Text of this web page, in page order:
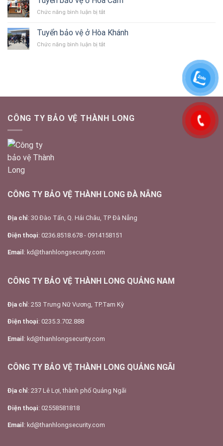
vệ
ở
Lệ
Chức năng bình luận bị tắtở
bảo
vệ
ở
Tuyển bảo vệ ở Hòa Khánh
Chức năng bình luận bị tắtở
CÔNG TY BẢO VỆ THÀNH LONG
CÔNG TY BẢO VỆ THÀNH LONG ĐÀ NẴNG
Địa chỉ: 30 Đào Tấn, Q. Hải Châu, TP Đà Nẵng
Điện thoại: 0236.8518.678 - 0914158151
Email : kd@thanhlongsecurity.com
CÔNG TY BẢO VỆ THÀNH LONG QUẢNG NAM
Địa chỉ: 253 Trưng Nữ Vương, TP.Tam Kỳ
Điện thoại: 0235.3.702.888
Email : kd@thanhlongsecurity.com
CÔNG TY BẢO VỆ THÀNH LONG QUẢNG NGÃI
Địa chỉ: 237 Lê Lợi, thành phố Quảng Ngãi
Điện thoại: 02558581818
Email : kd@thanhlongsecurity.com